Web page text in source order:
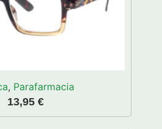
, Parafarmacia
13,95 €